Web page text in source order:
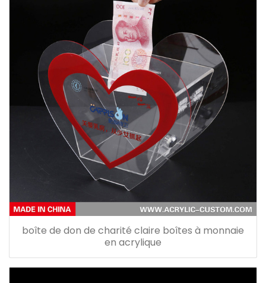
boîte de don de charité claire boîtes à monnaie
en acrylique